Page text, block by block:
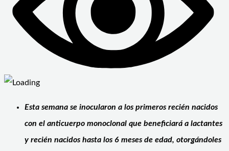
Esta semana se inocularon a los primeros recién nacidos
con el anticuerpo monoclonal que beneficiará a lactantes
y recién nacidos hasta los 6 meses de edad, otorgándoles